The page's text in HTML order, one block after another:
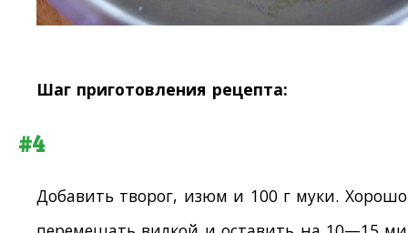
Шаг приготовления рецепта:
#4
Добавить творог, изюм и 100 г муки. Хорошо